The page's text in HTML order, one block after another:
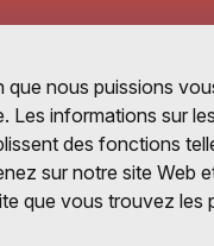
nous puissions
Les informations sur
des fonctions
sur notre site Web
que vous trouvez les